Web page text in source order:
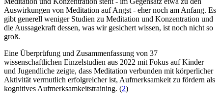
Auswirkungen von Meditation auf Angst - eher noch am Anfang. Es
gibt generell weniger Studien zu Meditation und Konzentration und
die Aussagekraft dessen, was wir gesichert wissen, ist noch nicht so
groß.
Eine Überprüfung und Zusammenfassung von 37
wissenschaftlichen Einzelstudien aus 2022 mit Fokus auf Kinder
und Jugendliche zeigte, dass Meditation verbunden mit körperlicher
Aktivität vermutlich erfolgreicher ist, Aufmerksamkeit zu fördern als
kognitives Aufmerksamkeitstraining. (2)